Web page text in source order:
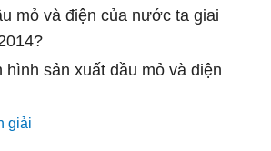
mỏ và điện của nước ta giai
hình sản xuất dầu mỏ và điện
giải